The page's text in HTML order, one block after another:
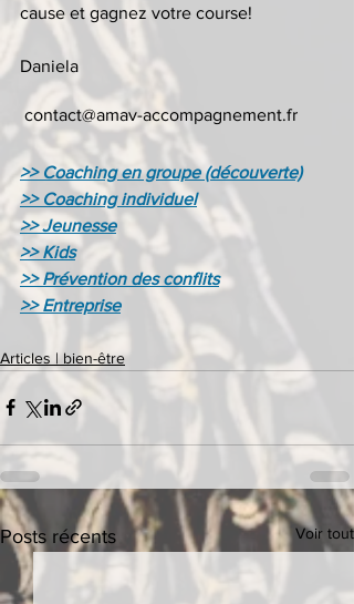
cause et gagnez votre course!
Daniela
contact@amav-accompagnement.fr
>> Coaching en groupe (découverte)
>> Coaching individuel
>> Jeunesse
>> Kids
>> Prévention des conflits
>> Entreprise
Articles | bien-être
Posts récents Voir tout